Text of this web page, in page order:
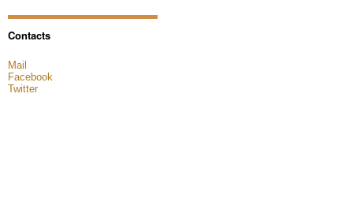
Contacts
Mail
Facebook
Twitter